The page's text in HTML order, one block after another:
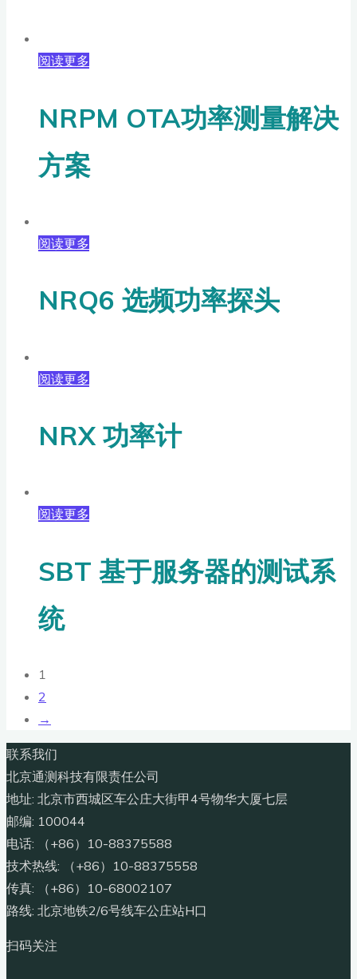
阅读更多
NRPM OTA功率测量解决
方案
阅读更多
NRQ6 选频功率探头
阅读更多
NRX 功率计
阅读更多
SBT 基于服务器的测试系
统
1
2
→
联系我们
北京通测科技有限责任公司
地址: 北京市西城区车公庄大街甲4号物华大厦七层
邮编: 100044
电话: （+86）10-88375588
技术热线: （+86）10-88375558
传真: （+86）10-68002107
路线: 北京地铁2/6号线车公庄站H口
扫码关注